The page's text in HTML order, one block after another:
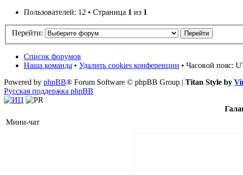
Пользователей: 12 • Страница 1 из 1
Перейти:
Список форумов
Наша команда • Удалить cookies конференции • Часовой пояс:
Powered by phpBB® Forum Software © phpBB Group | Titan Style by
Русская поддержка phpBB
Мини-чат